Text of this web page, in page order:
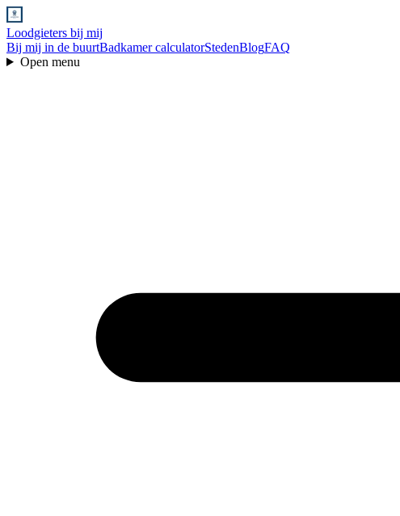
Loodgieters bij mij
Bij mij in de buurtBadkamer calculatorStedenBlogFAQ
Open menu